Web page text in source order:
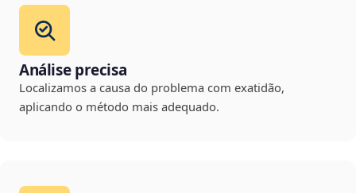
Análise precisa
Localizamos a causa do problema com exatidão,
aplicando o método mais adequado.